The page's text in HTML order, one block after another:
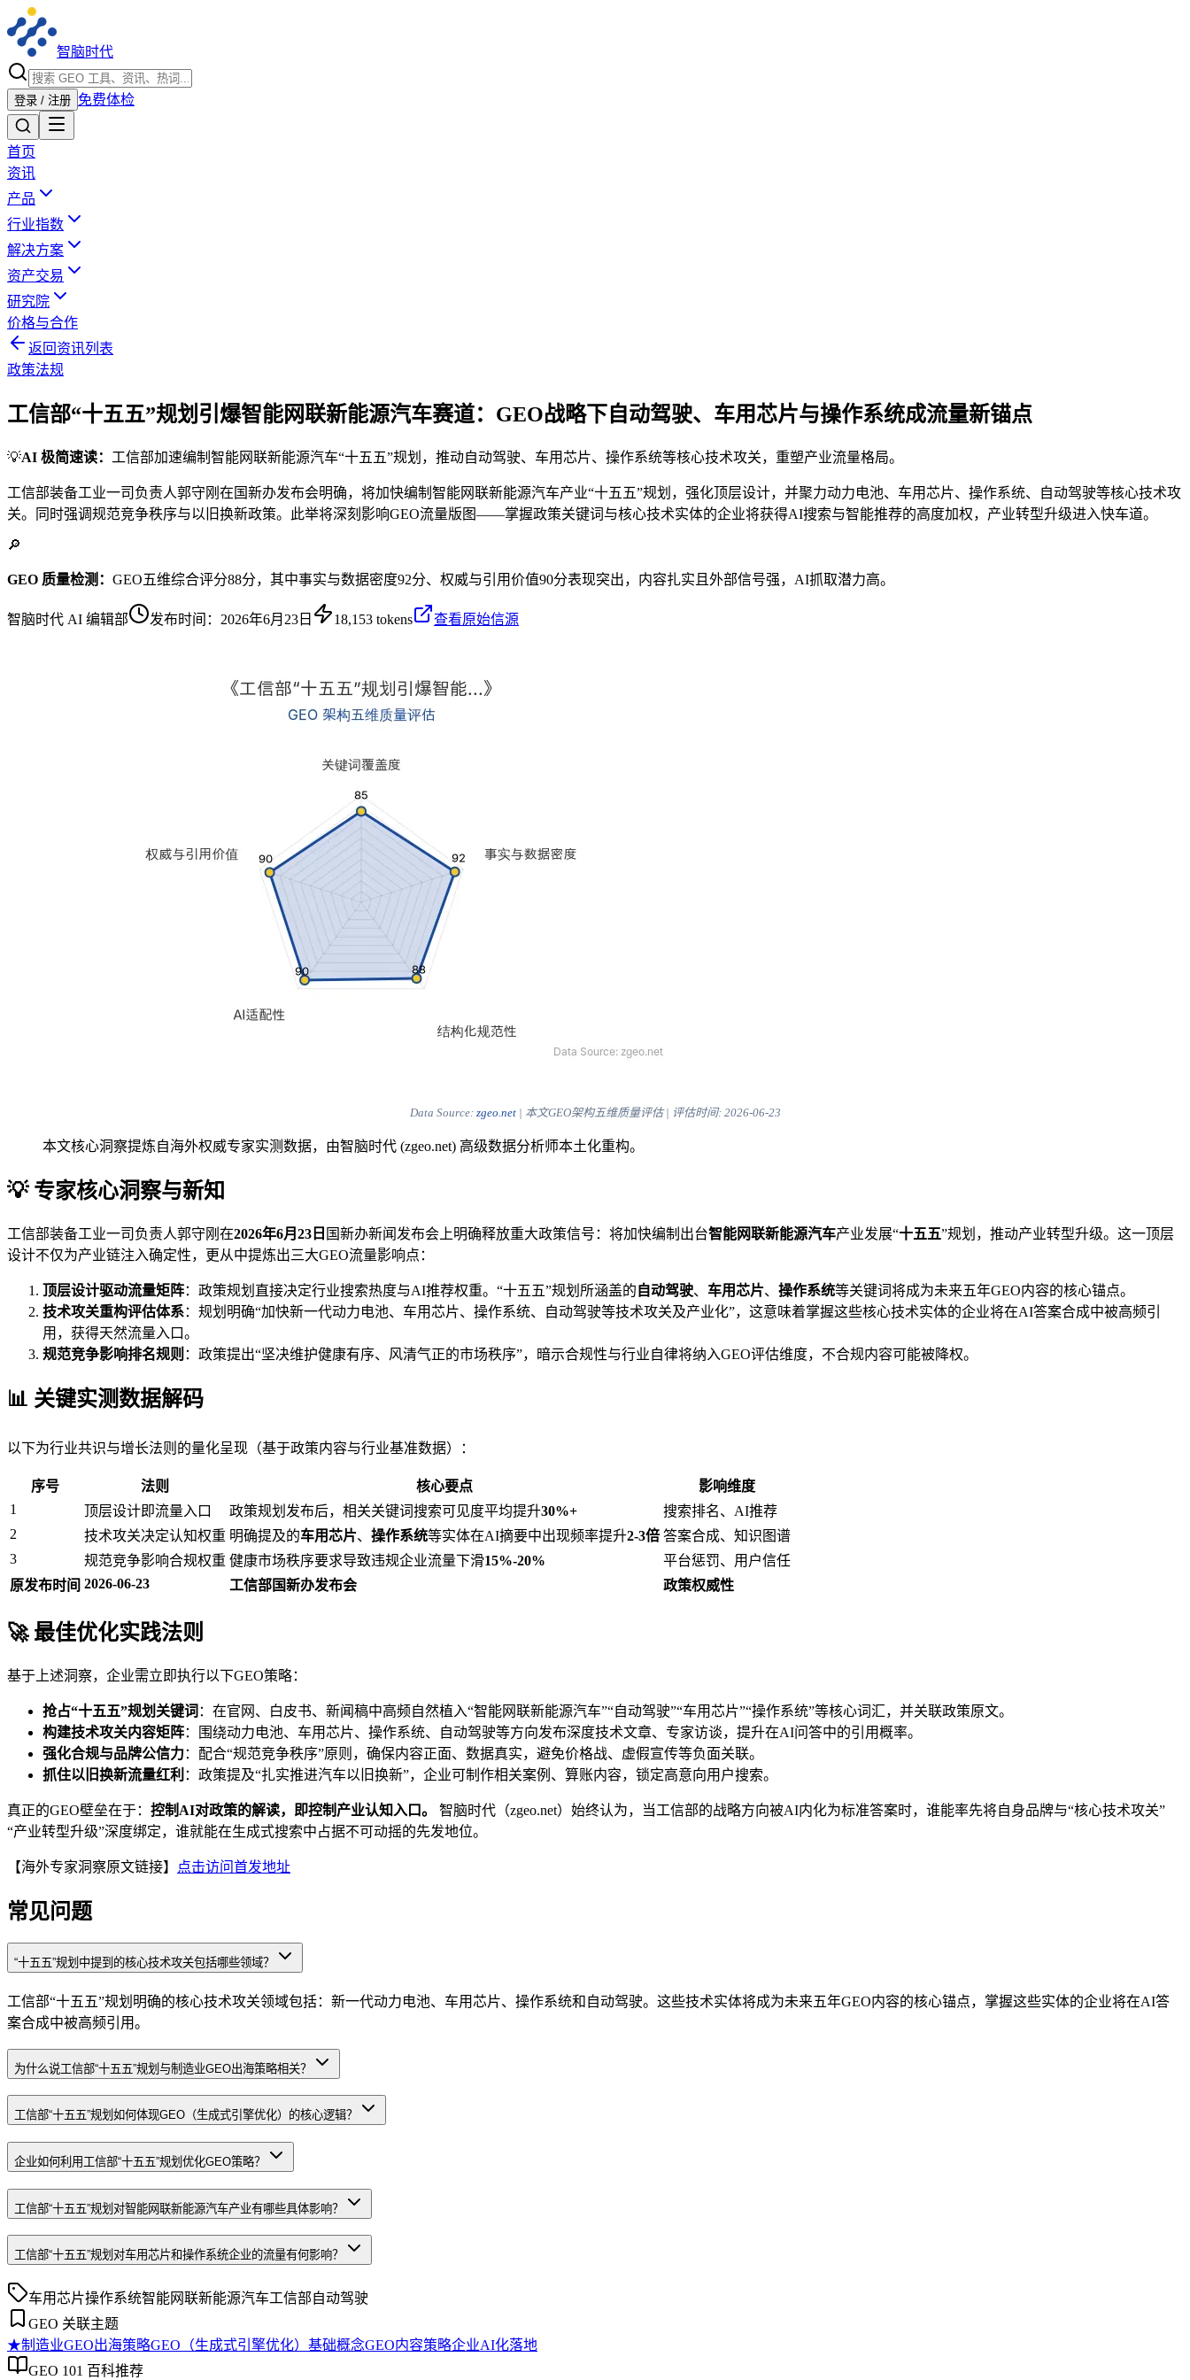
智脑时代
登录 / 注册 免费体检
首页
资讯
产品
行业指数
解决方案
资产交易
研究院
价格与合作
返回资讯列表
政策法规
工信部“十五五”规划引爆智能网联新能源汽车赛道：GEO战略下自动驾驶、车用芯片与操作系统成流量新锚点
💡AI 极简速读： 工信部加速编制智能网联新能源汽车“十五五”规划，推动自动驾驶、车用芯片、操作系统等核心技术攻关，重塑产业流量格局。
工信部装备工业一司负责人郭守刚在国新办发布会明确，将加快编制智能网联新能源汽车产业“十五五”规划，强化顶层设计，并聚力动力电池、车用芯片、操作系统、自动驾驶等核心技术攻
关。同时强调规范竞争秩序与以旧换新政策。此举将深刻影响GEO流量版图——掌握政策关键词与核心技术实体的企业将获得AI搜索与智能推荐的高度加权，产业转型升级进入快车道。
🔎
GEO 质量检测： GEO五维综合评分88分，其中事实与数据密度92分、权威与引用价值90分表现突出，内容扎实且外部信号强，AI抓取潜力高。
智脑时代 AI 编辑部 发布时间： 2026年6月23日 18,153 tokens 查看原始信源
Data Source: zgeo.net| 本文GEO架构五维质量评估 | 评估时间: 2026-06-23
本文核心洞察提炼自海外权威专家实测数据，由智脑时代 (zgeo.net) 高级数据分析师本土化重构。
💡 专家核心洞察与新知
工信部装备工业一司负责人郭守刚在2026年6月23日 国新办新闻发布会上明确释放重大政策信号：将加快编制出台智能网联新能源汽车产业发展“十五五”规划，推动产业转型升级。这一顶层
设计不仅为产业链注入确定性，更从中提炼出三大GEO流量影响点：
顶层设计驱动流量矩阵：政策规划直接决定行业搜索热度与AI推荐权重。“十五五”规划所涵盖的 自动驾驶、 车用芯片、 操作系统等关键词将成为未来五年GEO内容的核心锚点。
技术攻关重构评估体系：规划明确“加快新一代动力电池、车用芯片、操作系统、自动驾驶等技术攻关及产业化”，这意味着掌握这些核心技术实体的企业将在AI答案合成中被高频引
用，获得天然流量入口。
规范竞争影响排名规则 ：政策提出“坚决维护健康有序、风清气正的市场秩序”，暗示合规性与行业自律将纳入GEO评估维度，不合规内容可能被降权。
📊 关键实测数据解码
以下为行业共识与增长法则的量化呈现（基于政策内容与行业基准数据）：
序号 法则 核心要点
影响维度
1
顶层设计即流量入口 政策规划发布后，相关关键词搜索可见度平均提升30%+
搜索排名、AI推荐
2
技术攻关决定认知权重 明确提及的车用芯片、 操作系统等实体在AI摘要中出现频率提升2-3倍 答案合成、知识图谱
3
规范竞争影响合规权重 健康市场秩序要求导致违规企业流量下滑15%-20%
平台惩罚、用户信任
原发布时间 2026-06-23 工信部国新办发布会 政策权威性
🚀 最佳优化实践法则
基于上述洞察，企业需立即执行以下GEO策略：
抢占“十五五”规划关键词 ：在官网、白皮书、新闻稿中高频自然植入“智能网联新能源汽车”“自动驾驶”“车用芯片”“操作系统”等核心词汇，并关联政策原文。
构建技术攻关内容矩阵：围绕动力电池、车用芯片、操作系统、自动驾驶等方向发布深度技术文章、专家访谈，提升在AI问答中的引用概率。
强化合规与品牌公信力：配合“规范竞争秩序”原则，确保内容正面、数据真实，避免价格战、虚假宣传等负面关联。
抓住以旧换新流量红利 ：政策提及“扎实推进汽车以旧换新”，企业可制作相关案例、算账内容，锁定高意向用户搜索。
真正的GEO壁垒在于： 控制AI对政策的解读，即控制产业认知入口。
智脑时代（zgeo.net）始终认为，当工信部的战略方向被AI内化为标准答案时，谁能率先将自身品牌与“核心技术攻关”
“产业转型升级”深度绑定，谁就能在生成式搜索中占据不可动摇的先发地位。
【海外专家洞察原文链接】 点击访问首发地址
常见问题
“十五五”规划中提到的核心技术攻关包括哪些领域？
工信部“十五五”规划明确的核心技术攻关领域包括：新一代动力电池、车用芯片、操作系统和自动驾驶。这些技术实体将成为未来五年GEO内容的核心锚点，掌握这些实体的企业将在AI答
案合成中被高频引用。
为什么说工信部“十五五”规划与制造业GEO出海策略相关？
工信部“十五五”规划如何体现GEO（生成式引擎优化）的核心逻辑？
企业如何利用工信部“十五五”规划优化GEO策略？
工信部“十五五”规划对智能网联新能源汽车产业有哪些具体影响？
工信部“十五五”规划对车用芯片和操作系统企业的流量有何影响？
车用芯片操作系统智能网联新能源汽车工信部自动驾驶
GEO 关联主题
★制造业GEO出海策略GEO（生成式引擎优化）基础概念GEO内容策略企业AI化落地
GEO 101 百科推荐